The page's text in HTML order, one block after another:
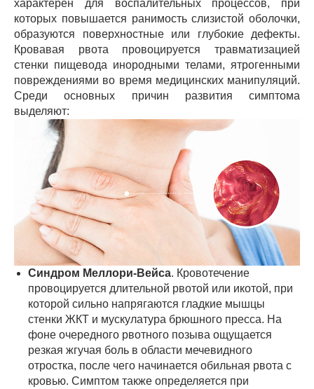
характерен для воспалительных процессов, при
которых повышается ранимость слизистой оболочки,
образуются поверхностные или глубокие дефекты.
Кровавая рвота провоцируется травматизацией
стенки пищевода инородными телами, ятрогенными
повреждениями во время медицинских манипуляций.
Среди основных причин развития симптома
выделяют:
Синдром Меллори-Вейса. Кровотечение
провоцируется длительной рвотой или икотой, при
которой сильно напрягаются гладкие мышцы
стенки ЖКТ и мускулатура брюшного пресса. На
фоне очередного рвотного позыва ощущается
резкая жгучая боль в области мечевидного
отростка, после чего начинается обильная рвота с
кровью. Симптом также определяется при